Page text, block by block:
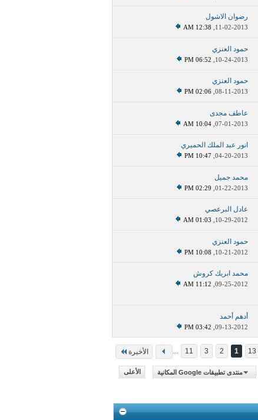
رضوان الاشول
11-02-2013,
12:38 AM
حمود العنزي
10-24-2013,
06:52 PM
حمود العنزي
08-11-2013,
02:06 PM
عاطف مجدى
07-01-2013,
10:04 AM
انور عبد الملك الحميري
04-20-2013,
10:47 PM
محمد جميل
01-22-2013,
02:29 PM
عادل البرعصي
10-29-2012,
01:03 AM
حمود العنزي
10-21-2012,
10:08 PM
محمد ابريك كروش
09-25-2012,
11:12 AM
أدهم أحمد
09-13-2012,
03:42 PM
1
2
3
11
... الأخيرة
منتدى تطبيقات Google المكانية الأعلى